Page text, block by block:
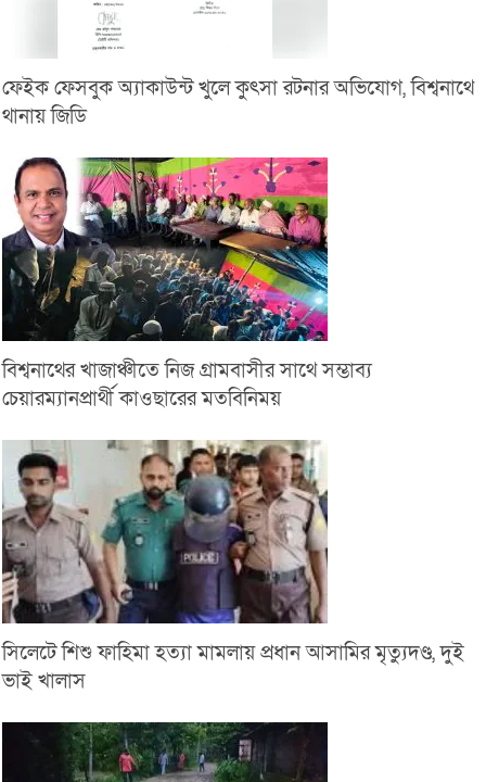
ফেইক ফেসবুক অ্যাকাউন্ট খুলে কুৎসা রটনার অভিযোগ, বিশ্বনাথে
থানায় জিডি
বিশ্বনাথের খাজাঞ্চীতে নিজ গ্রামবাসীর সাথে সম্ভাব্য
চেয়ারম্যানপ্রার্থী কাওছারের মতবিনিময়
সিলেটে শিশু ফাহিমা হত্যা মামলায় প্রধান আসামির মৃত্যুদণ্ড, দুই
ভাই খালাস